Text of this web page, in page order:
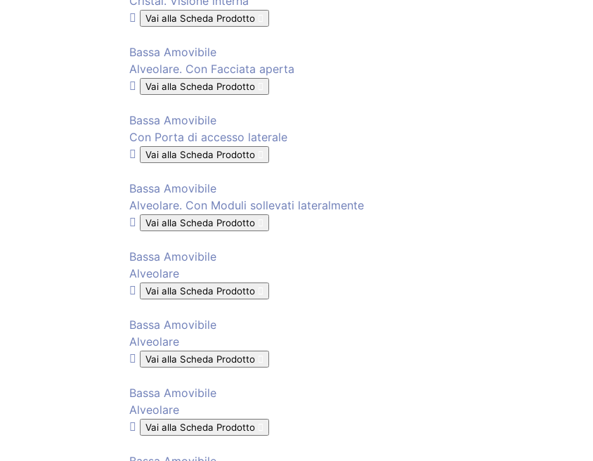
Vai alla Scheda Prodotto
Bassa Amovibile
Alveolare. Con Facciata aperta
Vai alla Scheda Prodotto
Bassa Amovibile
Con Porta di accesso laterale
Vai alla Scheda Prodotto
Bassa Amovibile
Alveolare. Con Moduli sollevati lateralmente
Vai alla Scheda Prodotto
Bassa Amovibile
Alveolare
Vai alla Scheda Prodotto
Bassa Amovibile
Alveolare
Vai alla Scheda Prodotto
Bassa Amovibile
Alveolare
Vai alla Scheda Prodotto